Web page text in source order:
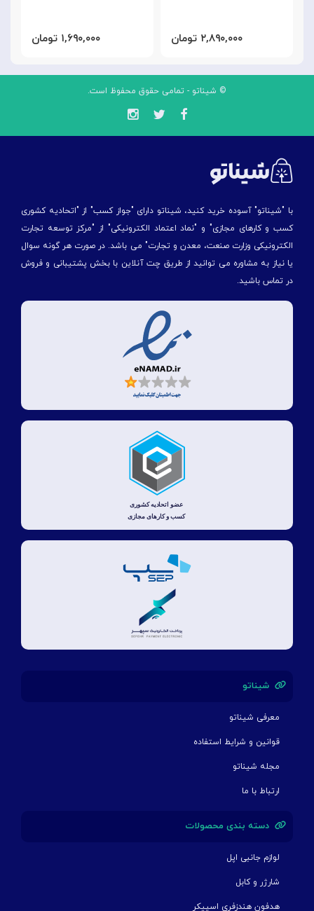
۱,۶۹۰,۰۰۰ تومان ۲,۸۹۰,۰۰۰ تومان
© شیناتو - تمامی حقوق محفوظ است.
با "شیناتو" آسوده خرید کنید، شیناتو دارای "جواز کسب" از "اتحادیه کشوری
کسب و کارهای مجازی" و "نماد اعتماد الکترونیکی" از "مركز توسعه تجارت
الكترونیكی وزارت صنعت، معدن و تجارت" می باشد. در صورت هر گونه سوال
یا نیاز به مشاوره می توانید از طریق چت آنلاین با بخش پشتیبانی و فروش
در تماس باشید.
شیناتو
معرفی شیناتو
قوانین و شرایط استفاده
مجله شیناتو
ارتباط با ما
دسته بندی محصولات
لوازم جانبی اپل
شارژر و کابل
هدفون هندزفری اسپیکر